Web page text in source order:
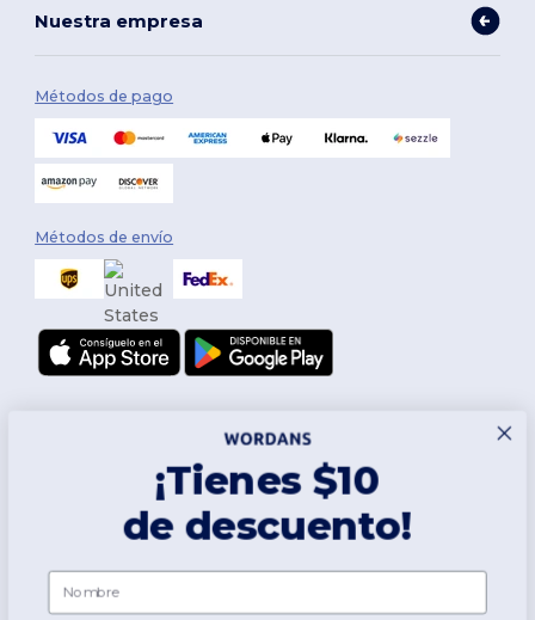
Nuestra empresa
Métodos de pago
Métodos de envío
¡Tienes $10
de descuento!
Nombre